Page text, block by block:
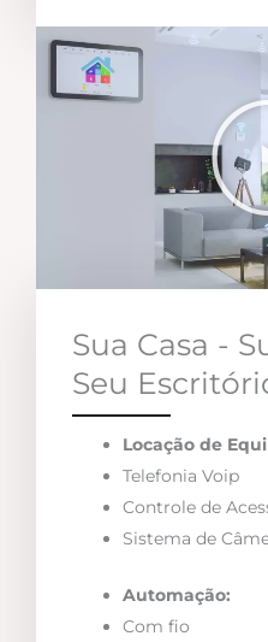
Sua Casa -
Seu
Locação de
Telefonia Voip
Controle de
Sistema de
Automação:
Com fio